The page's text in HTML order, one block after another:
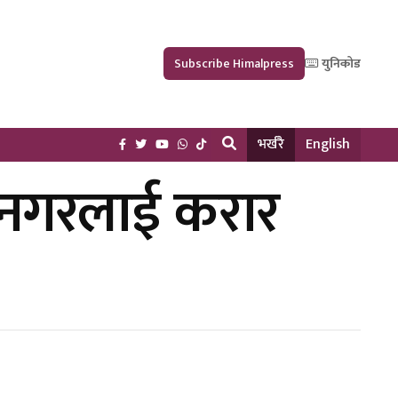
Subscribe Himalpress युनिकोड
भर्खरै English
करार